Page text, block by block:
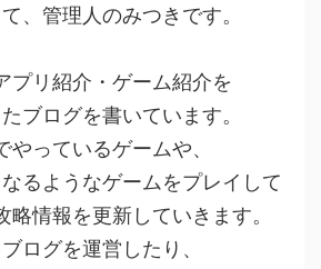
、管理人のみつきです。
プリ紹介・ゲーム紹介を
ブログを書いています。
やっているゲームや、
るようなゲームをプレイして
略情報を更新していきます。
ログを運営したり、